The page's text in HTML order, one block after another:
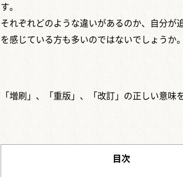
す。
それぞれどのような違いがあるのか、自分が
を感じている方も多いのではないでしょうか。
「増刷」、「重版」、「改訂」の正しい意味
目次